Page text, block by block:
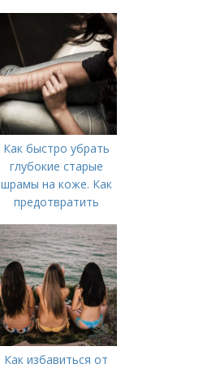
(базального) обмена
веществ
Как быстро убрать
глубокие старые
шрамы на коже. Как
предотвратить
Как избавиться от